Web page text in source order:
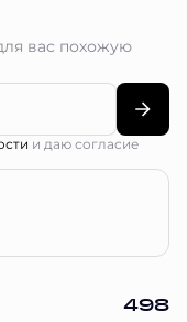
вас похожую
и даю согласие
498